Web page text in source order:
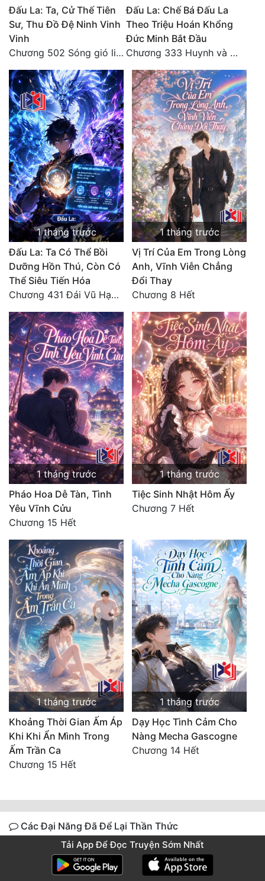
Đấu La: Ta, Cử Thế Tiên
Sư, Thu Đồ Đệ Ninh Vinh
Vinh
Chương 502 Sóng gió liên hồi, nguy cơ sinh nở của Ninh Vinh Vinh [HẾT]
Đấu La: Chế Bá Đấu La
Theo Triệu Hoán Khổng
Đức Minh Bắt Đầu
Chương 333 Huynh và đệ, thần và quân
1 tháng trước
Đấu La: Ta Có Thể Bồi
Dưỡng Hồn Thú, Còn Có
Thể Siêu Tiến Hóa
Chương 431 Đái Vũ Hạo: Lão tử phản rồi! (Toàn thư hoàn)
1 tháng trước
Vị Trí Của Em Trong Lòng
Anh, Vĩnh Viễn Chẳng
Đổi Thay
Chương 8 Hết
1 tháng trước
Pháo Hoa Dễ Tàn, Tình
Yêu Vĩnh Cửu
Chương 15 Hết
1 tháng trước
Tiệc Sinh Nhật Hôm Ấy
Chương 7 Hết
1 tháng trước
Khoảng Thời Gian Ấm Áp
Khi Khi Ẩn Mình Trong
Ấm Trần Ca
Chương 15 Hết
1 tháng trước
Dạy Học Tình Cảm Cho
Nàng Mecha Gascogne
Chương 14 Hết
Các Đại Năng Đã Để Lại Thần Thức
Lưu ý: Vui lòng tải app để có thể lưu lại thần thức trên truyện
Tải App Để Đọc Truyện Sớm Nhất